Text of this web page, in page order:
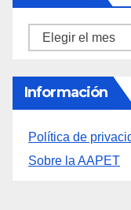
Archivos
Información
Política de
Sobre la AAPET